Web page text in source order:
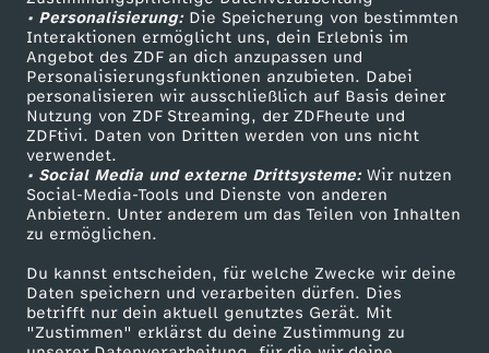
• Personalisierung:Die Speicherung von bestimmten
Interaktionen ermöglicht uns, dein Erlebnis im
Angebot des ZDF an dich anzupassen und
Personalisierungsfunktionen anzubieten. Dabei
personalisieren wir ausschließlich auf Basis deiner
Nutzung von ZDF Streaming, der ZDFheute und
ZDFtivi. Daten von Dritten werden von uns nicht
verwendet.
• Social Media und externe Drittsysteme:Wir nutzen
Social-Media-Tools und Dienste von anderen
Anbietern. Unter anderem um das Teilen von Inhalten
zu ermöglichen.
Du kannst entscheiden, für welche Zwecke wir deine
Daten speichern und verarbeiten dürfen. Dies
betrifft nur dein aktuell genutztes Gerät. Mit
"Zustimmen" erklärst du deine Zustimmung zu
A
n
t
r
ä
g
Sendungen A-Z
TV-Programm
Hilfe
ZDF Unternehmen
Karriere
ZDF goes Schule
Werbefernsehen